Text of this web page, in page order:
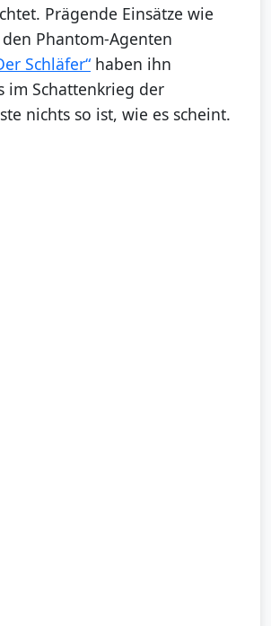
Prägende Einsätze wie
Phantom-Agenten
Schläfer“ haben ihn
im Schattenkrieg der
nichts so ist, wie es scheint.